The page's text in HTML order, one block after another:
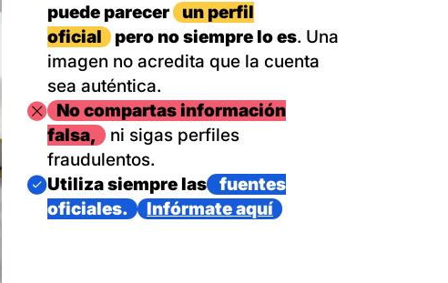
puede parecer
un perfil
oficial
pero no siempre lo es. Una
imagen no acredita que la cuenta
sea auténtica.
ImagenNo compartas información
falsa,
ni sigas perfiles
fraudulentos.
Imagen
Utiliza siempre las
fuentes
oficiales.
Infórmate aquí